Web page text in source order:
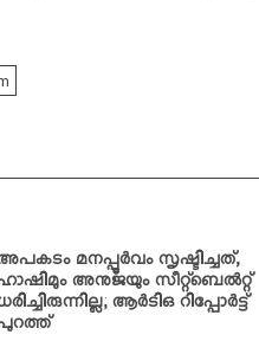
മനപ്പൂര്‍വം സൃഷ്ടിച്ചത്,
അനുജയും സീറ്റ്ബെല്‍റ്റ്
ആര്‍ടിഒ റിപ്പോര്‍ട്ട്